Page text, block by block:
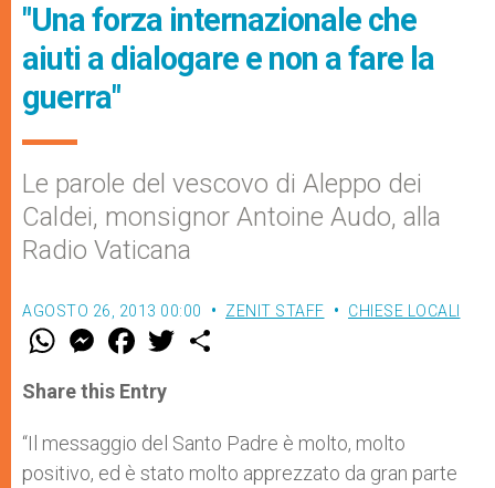
"Una forza internazionale che
aiuti a dialogare e non a fare la
guerra"
Le parole del vescovo di Aleppo dei
Caldei, monsignor Antoine Audo, alla
Radio Vaticana
AGOSTO 26, 2013 00:00 ZENIT STAFF CHIESE LOCALI
W
t
s
p
p
M
e
s
e
g
e
r
F
a
e
b
o
k
w
r
Share this Entry
“Il messaggio del Santo Padre è molto, molto
positivo, ed è stato molto apprezzato da gran parte